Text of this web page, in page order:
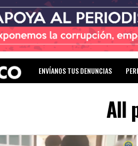
ENVÍANOS TUS DENUNCIAS
All